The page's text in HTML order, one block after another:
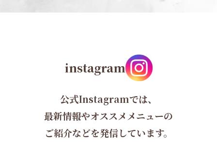
instagram
公式Instagramでは、
最新情報やオススメメニューの
ご紹介などを発信しています。